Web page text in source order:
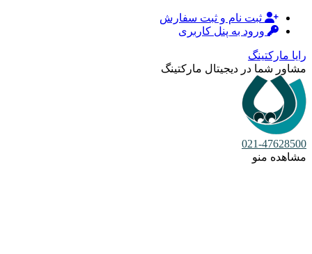
ثبت نام و ثبت سفارش
ورود به پنل کاربری
رایا مارکتینگ
مشاور شما در دیجیتال مارکتینگ
021-47628500
مشاهده منو